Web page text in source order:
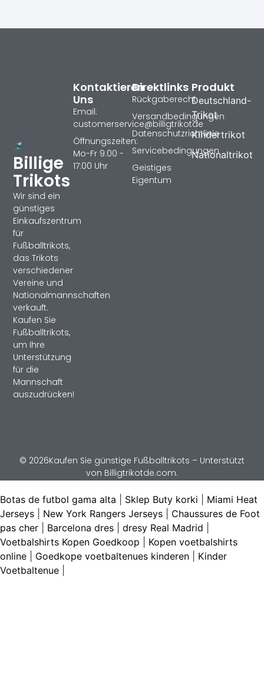
Billige
Trikots
Wir sind ein
günstiges
Einkaufszentrum
für
Fußballtrikots,
das Trikots
verschiedener
Vereine und
Nationalmannschaften
verkauft.
Kaufen Sie
Fußballtrikots,
um Ihre
Unterstützung
für die
Mannschaft
auszudrücken!
Produkt
Deutschland-
Trikot
Kindertrikot
Nationaltrikot
Direktlinks
Rückgaberecht
Versandbedingungen
Datenschutzrichtlinie
Servicebedingungen
Geistiges
Eigentum
Kontaktieren
Uns
Email:
customerservice@billigtrikotde
Öffnungszeiten:
Mo-Fr 9:00 -
17:00 Uhr
© 2026Kaufen Sie günstige Fußballtrikots – Unterstützt
von Billigtrikotde.com.
Botas de futbol gama alta Sklep Buty korki
Miami Heat
Jerseys
New York Rangers Jerseys
Chaussures de Foot
pas cher
Barcelona dres dresy Real Madrid
Voetbalshirts Kopen Goedkoop
Kopen voetbalshirts
online
Goedkope voetbaltenues kinderen
Kinder
Voetbaltenue